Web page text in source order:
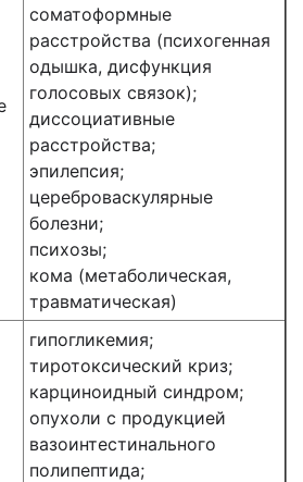
соматоформные
расстройства (психогенная
одышка, дисфункция
голосовых связок);
диссоциативные
расстройства;
эпилепсия;
цереброваскулярные
болезни;
психозы;
кома (метаболическая,
травматическая)
гипогликемия;
тиротоксический криз;
карциноидный синдром;
опухоли с продукцией
вазоинтестинального
полипептида;